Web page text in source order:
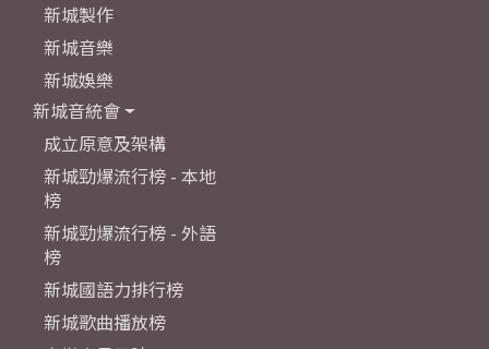
新城製作
新城音樂
新城娛樂
新城音統會
成立原意及架構
新城勁爆流行榜 - 本地
榜
新城勁爆流行榜 - 外語
榜
新城國語力排行榜
新城歌曲播放榜